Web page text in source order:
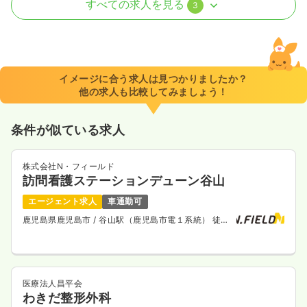
8:30～17:30
時給1,300円以上可
気になる
訪問看護正看護師
日勤のみ（常勤） 一時募集休止
※一例
時間 8:30～17:30（休憩60分）
日祝休み
月給35万円以上可
すべての求人を見る 3
イメージに合う求人は見つかりましたか？
他の求人も比較してみましょう！
条件が似ている求人
株式会社N・フィールド
訪問看護ステーションデューン谷山
エージェント求人
車通勤可
鹿児島県鹿児島市 / 谷山駅（鹿児島市電１系統） 徒歩
医療法人昌平会
わきだ整形外科